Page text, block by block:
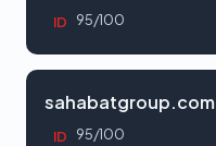
ID 95/100
sahabatgroup.com
ID 95/100